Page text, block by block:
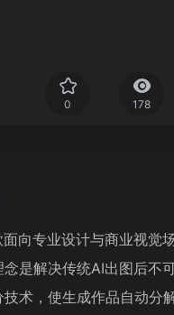
0 178
向专业设计与商业视觉
是解决传统AI出图后不
术，使生成作品自动分